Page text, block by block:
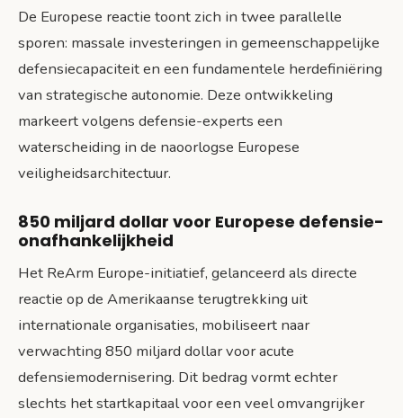
De Europese reactie toont zich in twee parallelle
sporen: massale investeringen in gemeenschappelijke
defensiecapaciteit en een fundamentele herdefiniëring
van strategische autonomie. Deze ontwikkeling
markeert volgens defensie-experts een
waterscheiding in de naoorlogse Europese
veiligheidsarchitectuur.
850 miljard dollar voor Europese defensie-
onafhankelijkheid
Het ReArm Europe-initiatief, gelanceerd als directe
reactie op de Amerikaanse terugtrekking uit
internationale organisaties, mobiliseert naar
verwachting 850 miljard dollar voor acute
defensiemodernisering. Dit bedrag vormt echter
slechts het startkapitaal voor een veel omvangrijker